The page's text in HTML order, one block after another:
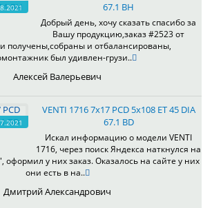
67.1 BH
Добрый день, хочу сказать спасибо за
Вашу продукцию,заказ #2523 от
получены,собраны и отбалансированы,
был удивлен-грузи..
Алексей Валерьевич
VENTI 1716 7x17 PCD 5x108 ET 45 DIA
67.1 BD
Искал информацию о модели VENTI
1716, через поиск Яндекса наткнулся на
у них заказ. Оказалось на сайте у них
они есть в на..
Дмитрий Александрович